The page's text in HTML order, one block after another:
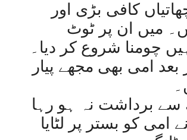
کافی بڑی اور
میں ان پر ٹوٹ
چومنا شروع کر دیا۔
بعد امی بھی مجھے پیار
سے برداشت نہ ہو رہا
امی کو بستر پر لٹایا